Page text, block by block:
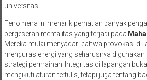
universitas.
Fenomena ini menarik perhatian banyak
pergeseran mentalitas yang terjadi pada
Mereka mulai menyadari bahwa provokasi di
menguras energi yang seharusnya
strategi permainan. Integritas di lapangan
mengikuti aturan tertulis, tetapi juga tentang